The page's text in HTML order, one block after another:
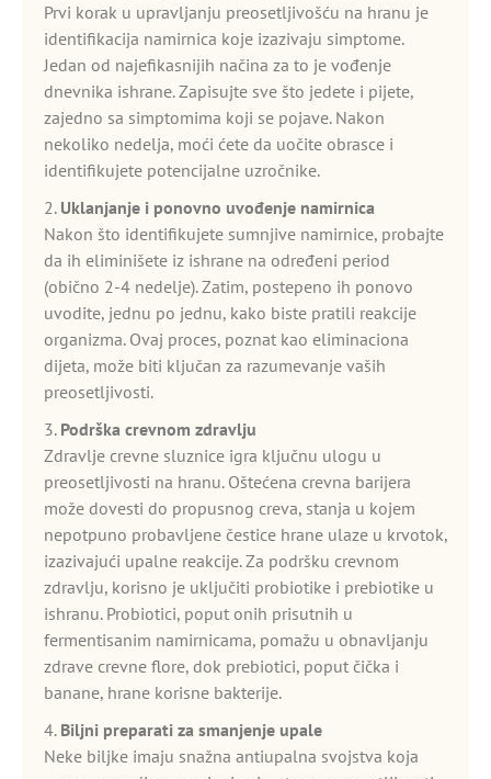
Prvi korak u upravljanju preosetljivošću na hranu je
identifikacija namirnica koje izazivaju simptome.
Jedan od najefikasnijih načina za to je vođenje
dnevnika ishrane. Zapisujte sve što jedete i pijete,
zajedno sa simptomima koji se pojave. Nakon
nekoliko nedelja, moći ćete da uočite obrasce i
identifikujete potencijalne uzročnike.
2. Uklanjanje i ponovno uvođenje namirnica
Nakon što identifikujete sumnjive namirnice, probajte
da ih eliminišete iz ishrane na određeni period
(obično 2-4 nedelje). Zatim, postepeno ih ponovo
uvodite, jednu po jednu, kako biste pratili reakcije
organizma. Ovaj proces, poznat kao eliminaciona
dijeta, može biti ključan za razumevanje vaših
preosetljivosti.
3. Podrška crevnom zdravlju
Zdravlje crevne sluznice igra ključnu ulogu u
preosetljivosti na hranu. Oštećena crevna barijera
može dovesti do propusnog creva, stanja u kojem
nepotpuno probavljene čestice hrane ulaze u krvotok,
izazivajući upalne reakcije. Za podršku crevnom
zdravlju, korisno je uključiti probiotike i prebiotike u
ishranu. Probiotici, poput onih prisutnih u
fermentisanim namirnicama, pomažu u obnavljanju
zdrave crevne flore, dok prebiotici, poput čička i
banane, hrane korisne bakterije.
4. Biljni preparati za smanjenje upale
Neke biljke imaju snažna antiupalna svojstva koja